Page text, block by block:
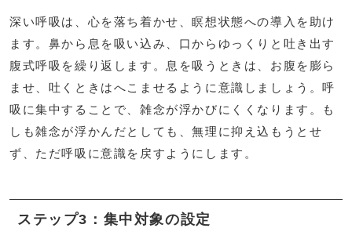
深い呼吸は、心を落ち着かせ、瞑想状態への導入を助け
ます。鼻から息を吸い込み、口からゆっくりと吐き出す
腹式呼吸を繰り返します。息を吸うときは、お腹を膨ら
ませ、吐くときはへこませるように意識しましょう。呼
吸に集中することで、雑念が浮かびにくくなります。も
しも雑念が浮かんだとしても、無理に抑え込もうとせ
ず、ただ呼吸に意識を戻すようにします。
ステップ3：集中対象の設定